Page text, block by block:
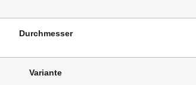
Durchmesser
Variante